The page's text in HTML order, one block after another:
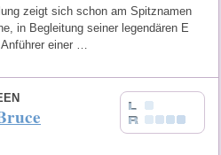
zeigt sich schon am Spitznamen
in Begleitung seiner legendären E
einer …